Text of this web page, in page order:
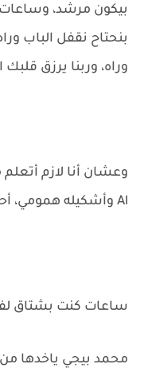
بيكون مرشد، وساعات
بنحتاح نقفل الباب
وراه، وربنا يرزق قلبك
وعشان أنا لازم
Al وأشكيله همومي، أحذف المحادثه.
ساعات كنت بشتاق
محمد بيجي ياخدها من